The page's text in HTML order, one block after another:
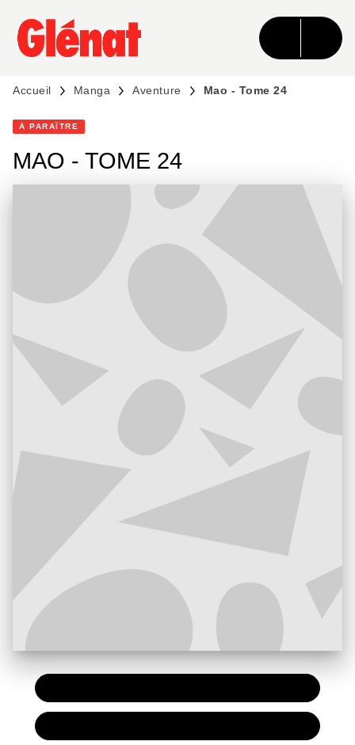
MENU RECHERCHE CONTENU
PIED DE PAGE
Accueil Manga Aventure Mao - Tome 24
À PARAÎTRE
MAO - TOME 24